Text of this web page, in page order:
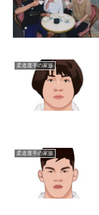
柔道選手の家族
柔道選手の家族